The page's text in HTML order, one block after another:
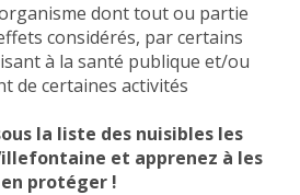
dont tout ou partie
considérés, par certains
à la santé publique et/ou
de certaines activités
la liste des nuisibles les
et apprenez à les
protéger !